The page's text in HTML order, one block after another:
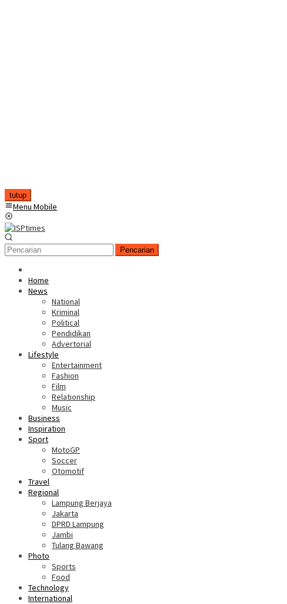
tutup
Menu Mobile
Pencarian
Home
News
National
Kriminal
Political
Pendidikan
Advertorial
Lifestyle
Entertainment
Fashion
Film
Relationship
Music
Business
Inspiration
Sport
MotoGP
Soccer
Otomotif
Travel
Regional
Lampung Berjaya
Jakarta
DPRD Lampung
Jambi
Tulang Bawang
Photo
Sports
Food
Technology
International